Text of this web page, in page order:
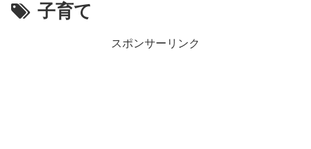
子育て
スポンサーリンク